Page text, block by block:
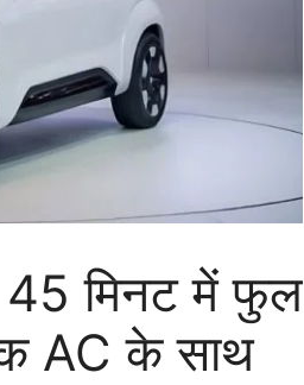
मिनट में फुल
AC के साथ